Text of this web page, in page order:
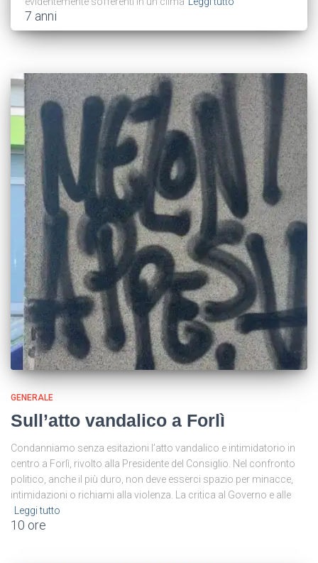
7 anni
GENERALE
Sull’atto vandalico a Forlì
Condanniamo senza esitazioni l’atto vandalico e intimidatorio in
centro a Forlì, rivolto alla Presidente del Consiglio. Nel confronto
politico, anche il più duro, non deve esserci spazio per minacce,
intimidazioni o richiami alla violenza. La critica al Governo e alle
Leggi tutto
10 ore